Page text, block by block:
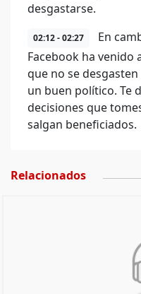
desgastarse.
02:12 - 02:27
En
Facebook ha venido
que no se
un buen político. Te
decisiones que
salgan beneficiados.
Relacionados